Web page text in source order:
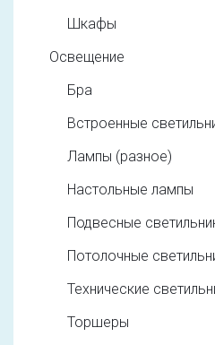
Шкафы
Освещение
Бра
Встроенные
Лампы (разное)
Настольные лампы
Подвесные
Потолочные
Технические
Торшеры